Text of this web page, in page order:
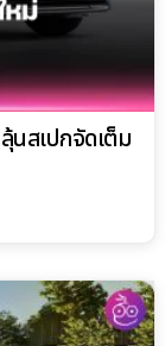
นสเปกจัดเต็ม